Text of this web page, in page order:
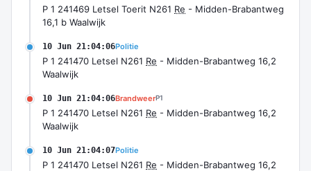
P 1 241469 Letsel Toerit N261 Re - Midden-Brabantweg
16,1 b Waalwijk
10 Jun 21:04:06Politie
P 1 241470 Letsel N261 Re - Midden-Brabantweg 16,2
Waalwijk
10 Jun 21:04:06BrandweerP1
P 1 241470 Letsel N261 Re - Midden-Brabantweg 16,2
Waalwijk
10 Jun 21:04:07Politie
P 1 241470 Letsel N261 Re - Midden-Brabantweg 16,2